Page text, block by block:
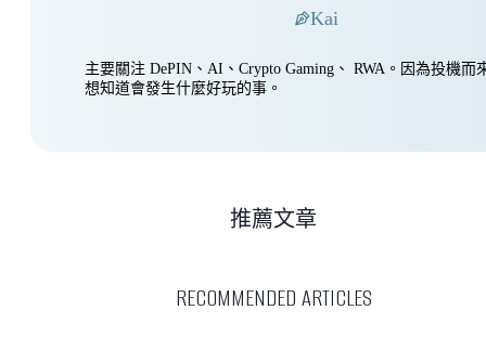
Kai
主要關注 DePIN、AI、Crypto Gaming、 RWA。因為投機而
想知道會發生什麼好玩的事。
RECOMMENDED ARTICLES
推薦文章